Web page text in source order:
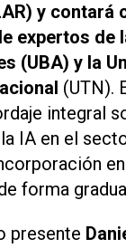
y contará
expertos de
(UBA) y la
(UTN).
integral
IA en el
forma
presente